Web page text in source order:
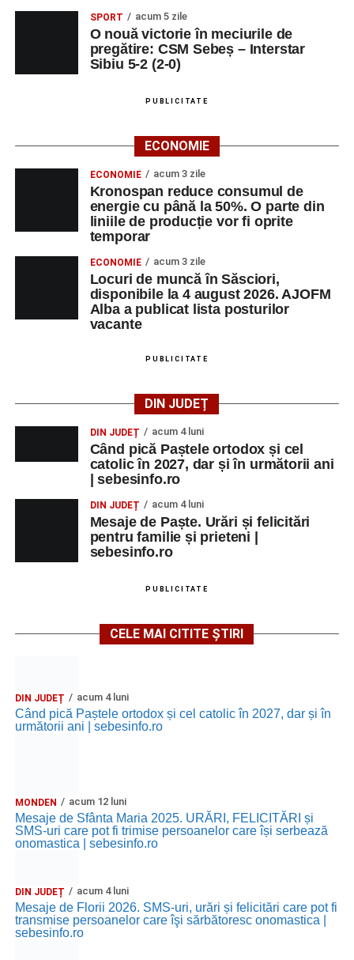
SPORT acum 5 zile
O nouă victorie în meciurile de
pregătire: CSM Sebeș – Interstar
Sibiu 5-2 (2-0)
PUBLICITATE
ECONOMIE
ECONOMIE acum 3 zile
Kronospan reduce consumul de
energie cu până la 50%. O parte din
liniile de producție vor fi oprite
temporar
ECONOMIE acum 3 zile
Locuri de muncă în Săsciori,
disponibile la 4 august 2026. AJOFM
Alba a publicat lista posturilor
vacante
PUBLICITATE
DIN JUDEȚ
DIN JUDEȚ acum 4 luni
Când pică Paștele ortodox și cel
catolic în 2027, dar și în următorii ani
| sebesinfo.ro
DIN JUDEȚ acum 4 luni
Mesaje de Paște. Urări și felicitări
pentru familie și prieteni |
sebesinfo.ro
PUBLICITATE
CELE MAI CITITE ȘTIRI
DIN JUDEȚ acum 4 luni
Când pică Paștele ortodox și cel catolic în 2027, dar și în
următorii ani | sebesinfo.ro
MONDEN acum 12 luni
Mesaje de Sfânta Maria 2025. URĂRI, FELICITĂRI și
SMS-uri care pot fi trimise persoanelor care își serbează
onomastica | sebesinfo.ro
DIN JUDEȚ acum 4 luni
Mesaje de Florii 2026. SMS-uri, urări și felicitări care pot fi
transmise persoanelor care îşi sărbătoresc onomastica |
sebesinfo.ro